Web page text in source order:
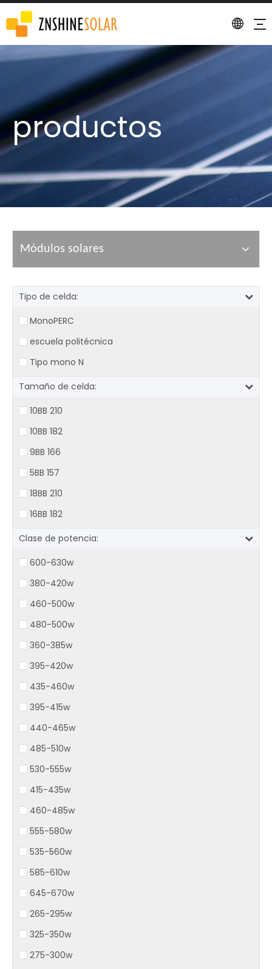
productos
Módulos solares
Tipo de celda:
MonoPERC
escuela politécnica
Tipo mono N
Tamaño de celda:
10BB 210
10BB 182
9BB 166
5BB 157
18BB 210
16BB 182
Clase de potencia:
600-630w
380-420w
460-500w
480-500w
360-385w
395-420w
435-460w
395-415w
440-465w
485-510w
530-555w
415-435w
460-485w
555-580w
535-560w
585-610w
645-670w
265-295w
325-350w
275-300w